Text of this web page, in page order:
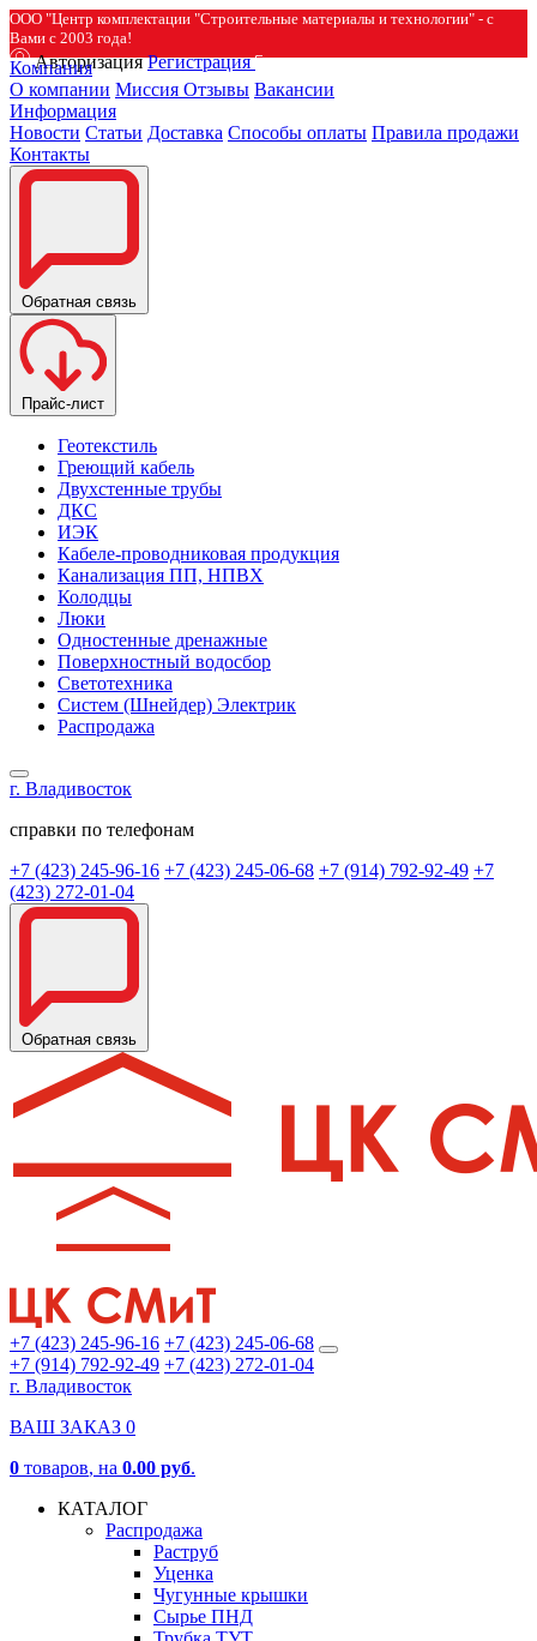
ООО "Центр комплектации "Строительные материалы и технологии" - с
Вами с 2003 года!
Авторизация Регистрация
Компания
О компании Миссия Отзывы Вакансии
Информация
Новости Статьи Доставка Способы оплаты Правила продажи
Контакты
Обратная связь
Прайс-лист
Геотекстиль
Греющий кабель
Двухстенные трубы
ДКС
ИЭК
Кабеле-проводниковая продукция
Канализация ПП, НПВХ
Колодцы
Люки
Одностенные дренажные
Поверхностный водосбор
Светотехника
Систем (Шнейдер) Электрик
Распродажа
г. Владивосток
справки по телефонам
+7 (423) 245-96-16 +7 (423) 245-06-68 +7 (914) 792-92-49 +7
(423) 272-01-04
Обратная связь
+7 (423) 245-96-16 +7 (423) 245-06-68
+7 (914) 792-92-49 +7 (423) 272-01-04
г. Владивосток
ВАШ ЗАКАЗ 0
0 товаров, на 0.00 руб.
КАТАЛОГ
Распродажа
Раструб
Уценка
Чугунные крышки
Сырье ПНД